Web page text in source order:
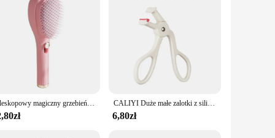
preferred length, ensuring a comfortable grip for any
or simply brushing through your hair. Whether you're a
of powder, blush, or bronzer, while the non-slip
use. The compact size and lightweight construction make
Teleskopowy magiczny grzebień grzebień do czyszczenia skóry głowy przenośny antystatyczny grzebień do włosów czyszczenie szczotka do włosów stylizacja włosów CALIYI Duże małe zalotki z silikonowymi paskami do przedłużania podkręcania rzęs i narzędzi do makijażu dla dużych oczu do makijażu
6,80zł